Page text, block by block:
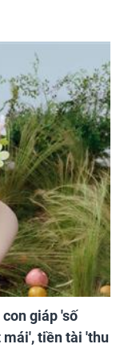
giáp 'số
mái', tiền tài 'thu